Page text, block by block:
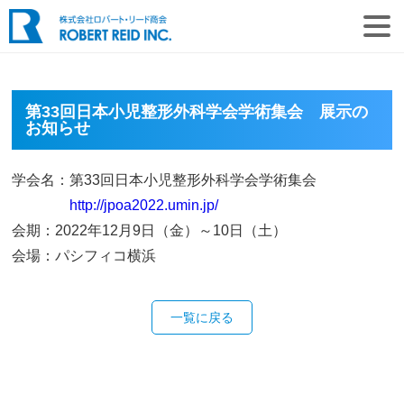
第33回日本小児整形外科学会学術集会 展示の
お知らせ
学会名：第33回日本小児整形外科学会学術集会
http://jpoa2022.umin.jp/
会期：2022年12月9日（金）～10日（土）
会場：パシフィコ横浜
一覧に戻る